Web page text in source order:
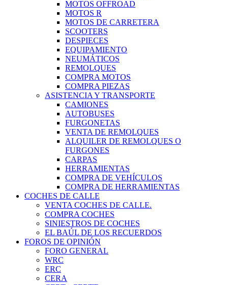
MOTOS OFFROAD
MOTOS R
MOTOS DE CARRETERA
SCOOTERS
DESPIECES
EQUIPAMIENTO
NEUMÁTICOS
REMOLQUES
COMPRA MOTOS
COMPRA PIEZAS
ASISTENCIA Y TRANSPORTE
CAMIONES
AUTOBUSES
FURGONETAS
VENTA DE REMOLQUES
ALQUILER DE REMOLQUES O
FURGONES
CARPAS
HERRAMIENTAS
COMPRA DE VEHÍCULOS
COMPRA DE HERRAMIENTAS
COCHES DE CALLE
VENTA COCHES DE CALLE.
COMPRA COCHES
SINIESTROS DE COCHES
EL BAÚL DE LOS RECUERDOS
FOROS DE OPINIÓN
FORO GENERAL
WRC
ERC
CERA